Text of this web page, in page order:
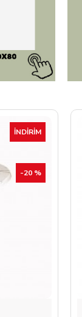
-20 %